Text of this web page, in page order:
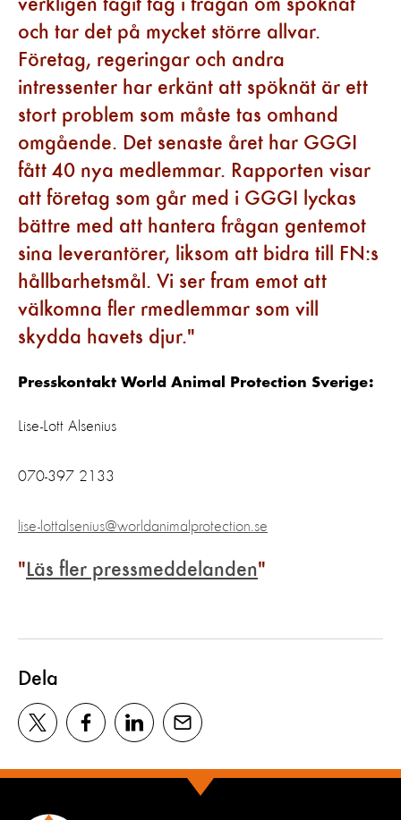
verkligen tagit tag i frågan om spöknät
och tar det på mycket större allvar.
Företag, regeringar och andra
intressenter har erkänt att spöknät är ett
stort problem som måste tas omhand
omgående. Det senaste året har GGGI
fått 40 nya medlemmar. Rapporten visar
att företag som går med i GGGI lyckas
bättre med att hantera frågan gentemot
sina leverantörer, liksom att bidra till FN:s
hållbarhetsmål. Vi ser fram emot att
välkomna fler rmedlemmar som vill
skydda havets djur.
Presskontakt World Animal Protection Sverige:
Lise-Lott Alsenius
070-397 2133
lise-lottalsenius@worldanimalprotection.se
Läs fler pressmeddelanden
Dela